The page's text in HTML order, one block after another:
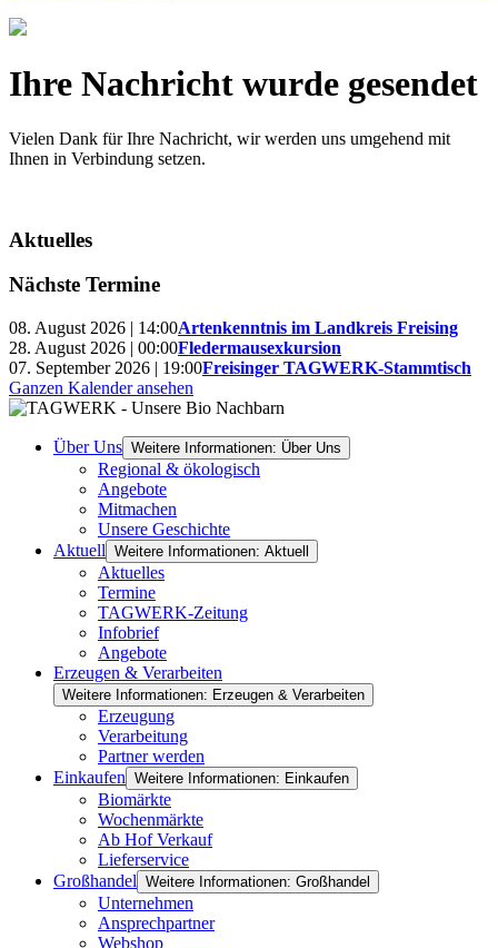
Ihre Nachricht wurde gesendet
Vielen Dank für Ihre Nachricht, wir werden uns umgehend mit
Ihnen in Verbindung setzen.
Aktuelles
Nächste Termine
08. August 2026 | 14:00Artenkenntnis im Landkreis Freising
28. August 2026 | 00:00Fledermausexkursion
07. September 2026 | 19:00Freisinger TAGWERK-Stammtisch
Ganzen Kalender ansehen
Über Uns Weitere Informationen: Über Uns
Regional & ökologisch
Angebote
Mitmachen
Unsere Geschichte
Aktuell Weitere Informationen: Aktuell
Aktuelles
Termine
TAGWERK-Zeitung
Infobrief
Angebote
Erzeugen & Verarbeiten
Weitere Informationen: Erzeugen & Verarbeiten
Erzeugung
Verarbeitung
Partner werden
Einkaufen Weitere Informationen: Einkaufen
Biomärkte
Wochenmärkte
Ab Hof Verkauf
Lieferservice
Großhandel Weitere Informationen: Großhandel
Unternehmen
Ansprechpartner
Webshop